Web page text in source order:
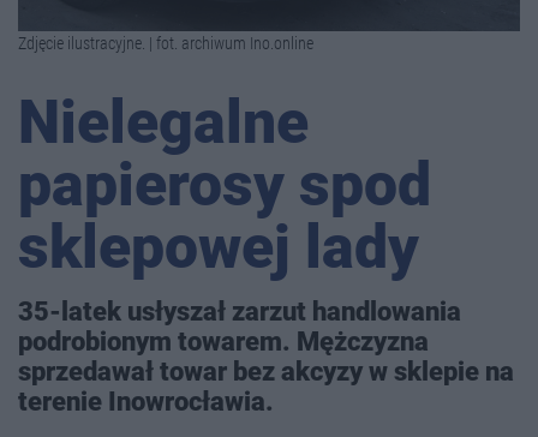
Zdjęcie ilustracyjne. | fot. archiwum Ino.online
Nielegalne
papierosy spod
sklepowej lady
35-latek usłyszał zarzut handlowania
podrobionym towarem. Mężczyzna
sprzedawał towar bez akcyzy w sklepie na
terenie Inowrocławia.